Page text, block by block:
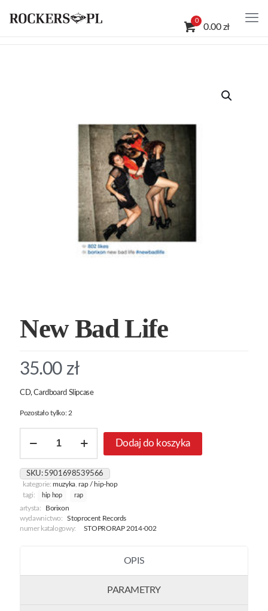
0
0.00 zł
New Bad Life
35.00 zł
CD, Cardboard Slipcase
Pozostało tylko: 2
New
Life
Dodaj do koszyka
SKU: 5901698539566
kategorie:muzyka,rap / hip-hop
tagi:
hip hop rap
artysta:
Borixon
wydawnictwo:
Stoprocent Records
numer katalogowy:
STOPRORAP 2014-002
OPIS
PARAMETRY